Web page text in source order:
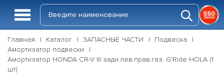
Главная Каталог ЗАПАСНЫЕ ЧАСТИ
Подвеска
Амортизатор подвески
Амортизатор HONDA CR-V III задн.лев.прав.газ. G'Ride HOLA (1
шт)